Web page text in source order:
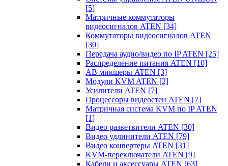
[5]
Матричные коммутаторы
видеосигналов ATEN [34]
Коммутаторы видеосигналов ATEN
[30]
Передача аудио/видео по IP ATEN [25]
Распределение питания ATEN [10]
АВ микшеры ATEN [3]
Модули KVM ATEN [2]
Усилители ATEN [7]
Процессоры видеостен ATEN [7]
Матричная система KVM по IP ATEN
[1]
Видео разветвители ATEN [30]
Видео удлинители ATEN [79]
Видео конвертеры ATEN [31]
KVM-переключатели ATEN [9]
Кабели и аксессуары ATEN [63]